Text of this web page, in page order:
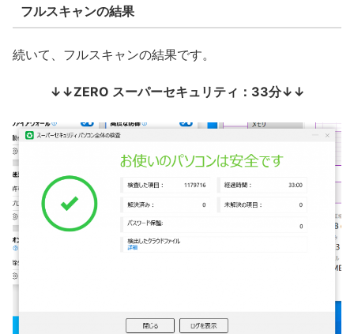
フルスキャンの結果
続いて、フルスキャンの結果です。
↓↓ZERO スーパーセキュリティ：33分↓↓